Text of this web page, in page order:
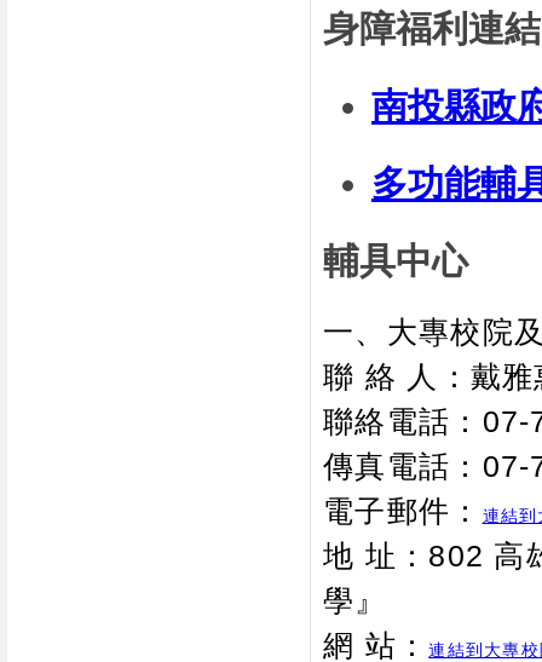
身障福利連結
南投縣政
多功能輔
輔具中心
一、大專校院
聯 絡 人：戴
聯絡電話：
傳真電話：
電子郵件：
連結
地 址：802 高
學』
網 站：連結到大專